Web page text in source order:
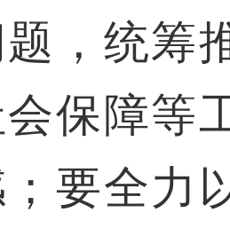
，统筹
保障等
要全力